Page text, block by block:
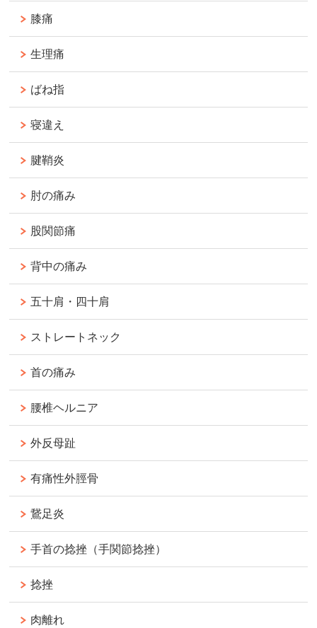
膝痛
生理痛
ばね指
寝違え
腱鞘炎
肘の痛み
股関節痛
背中の痛み
五十肩・四十肩
ストレートネック
首の痛み
腰椎ヘルニア
外反母趾
有痛性外脛骨
鵞足炎
手首の捻挫（手関節捻挫）
捻挫
肉離れ